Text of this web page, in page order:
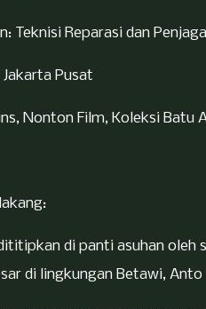
Teknisi Reparasi dan
Pusat
Nonton Film, Koleksi Batu
di panti asuhan oleh
di lingkungan Betawi,